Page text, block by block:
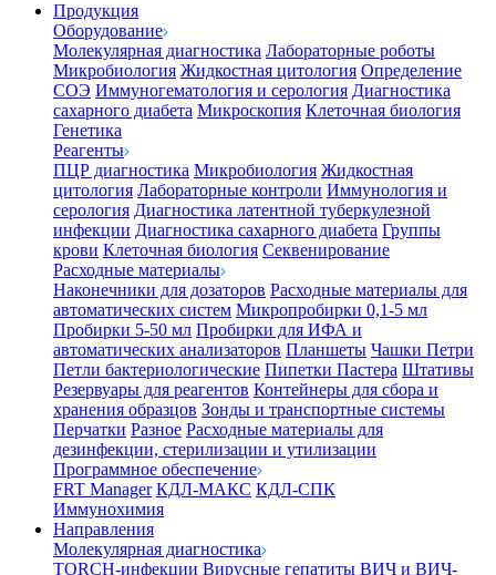
Продукция
Оборудование
Молекулярная диагностика Лабораторные роботы
Микробиология Жидкостная цитология Определение
СОЭ Иммуногематология и серология Диагностика
сахарного диабета Микроскопия Клеточная биология
Генетика
Реагенты
ПЦР диагностика Микробиология Жидкостная
цитология Лабораторные контроли Иммунология и
серология Диагностика латентной туберкулезной
инфекции Диагностика сахарного диабета Группы
крови Клеточная биология Секвенирование
Расходные материалы
Наконечники для дозаторов Расходные материалы для
автоматических систем Микропробирки 0,1-5 мл
Пробирки 5-50 мл Пробирки для ИФА и
автоматических анализаторов Планшеты Чашки Петри
Петли бактериологические Пипетки Пастера Штативы
Резервуары для реагентов Контейнеры для сбора и
хранения образцов Зонды и транспортные системы
Перчатки Разное Расходные материалы для
дезинфекции, стерилизации и утилизации
Программное обеспечение
FRT Manager КДЛ-МАКС КДЛ-СПК
Иммунохимия
Направления
Молекулярная диагностика
TORCH-инфекции Вирусные гепатиты ВИЧ и ВИЧ-